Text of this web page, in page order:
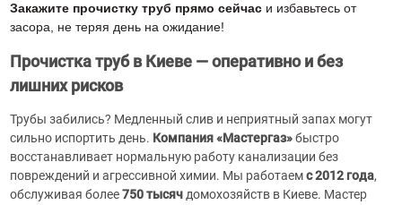
Закажите прочистку труб прямо сейчаси избавьтесь от
засора, не теряя день на ожидание!
Прочистка труб в Киеве — оперативно и без
лишних рисков
Трубы забились? Медленный слив и неприятный запах могут
сильно испортить день. Компания «Мастергаз»быстро
восстанавливает нормальную работу канализации без
повреждений и агрессивной химии. Мы работаемс 2012 года,
обслуживая более750 тысячдомохозяйств в Киеве. Мастер